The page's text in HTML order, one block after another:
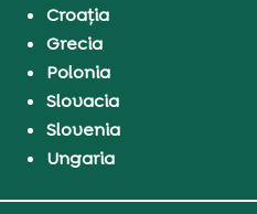
Croația
Grecia
Polonia
Slovacia
Slovenia
Ungaria